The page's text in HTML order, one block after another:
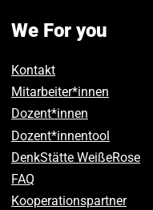
We For you
Kontakt
Mitarbeiter*innen
Dozent*innen
Dozent*innentool
DenkStätte WeißeRose
FAQ
Kooperationspartner